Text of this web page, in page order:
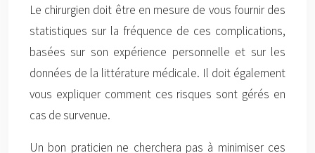
Le chirurgien doit être en mesure de vous fournir des
statistiques sur la fréquence de ces complications,
basées sur son expérience personnelle et sur les
données de la littérature médicale. Il doit également
vous expliquer comment ces risques sont gérés en
cas de survenue.
Un bon praticien ne cherchera pas à minimiser ces